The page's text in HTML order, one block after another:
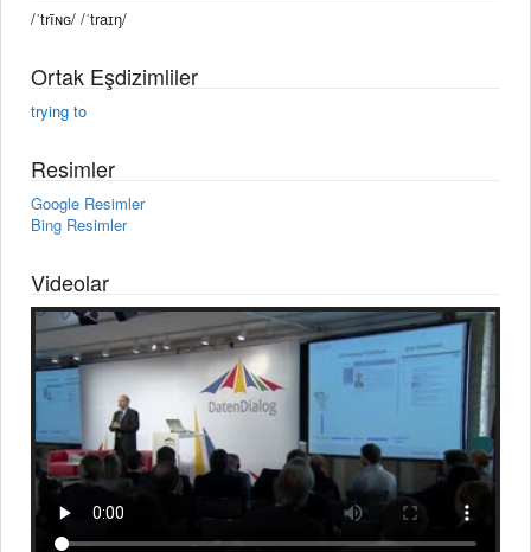
/ˈtrīɴɢ/ /ˈtraɪŋ/
Ortak Eşdizimliler
trying to
Resimler
Google Resimler
Bing Resimler
Videolar